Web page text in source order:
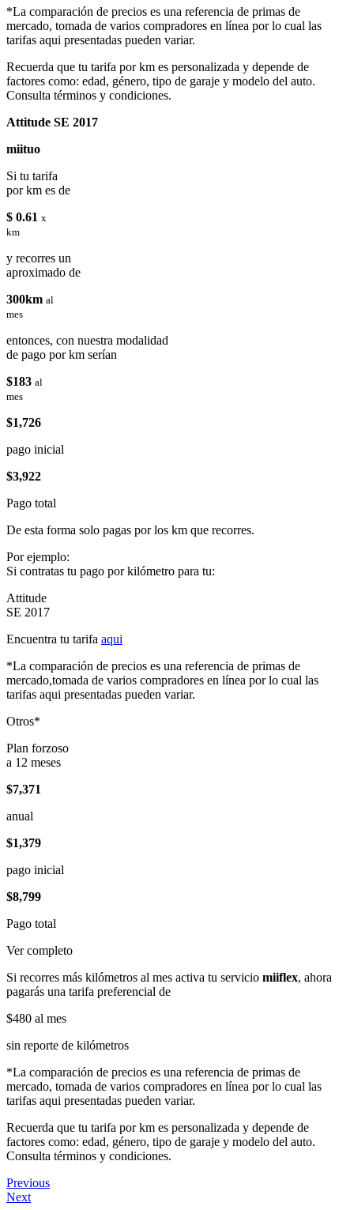
*La comparación de precios es una referencia de primas de
mercado, tomada de varios compradores en línea por lo cual las
tarifas aqui presentadas pueden variar.
Recuerda que tu tarifa por km es personalizada y depende de
factores como: edad, género, tipo de garaje y modelo del auto.
Consulta términos y condiciones.
Attitude SE 2017
miituo
Si tu tarifa
por km es de
$ 0.61 x
km
y recorres un
aproximado de
300km al
mes
entonces, con nuestra modalidad
de pago por km serían
$183 al
mes
$1,726
pago inicial
$3,922
Pago total
De esta forma solo pagas por los km que recorres.
Por ejemplo:
Si contratas tu pago por kilómetro para tu:
Attitude
SE 2017
Encuentra tu tarifa aqui
*La comparación de precios es una referencia de primas de
mercado,tomada de varios compradores en línea por lo cual las
tarifas aqui presentadas pueden variar.
Otros*
Plan forzoso
a 12 meses
$7,371
anual
$1,379
pago inicial
$8,799
Pago total
Ver completo
Si recorres más kilómetros al mes activa tu servicio miiflex, ahora
pagarás una tarifa preferencial de
$480 al mes
sin reporte de kilómetros
*La comparación de precios es una referencia de primas de
mercado, tomada de varios compradores en línea por lo cual las
tarifas aqui presentadas pueden variar.
Recuerda que tu tarifa por km es personalizada y depende de
factores como: edad, género, tipo de garaje y modelo del auto.
Consulta términos y condiciones.
Previous
Next